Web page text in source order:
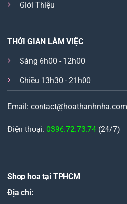
Giới Thiệu
THỜI GIAN LÀM VIỆC
Sáng 6h00 - 12h00
Chiều 13h30 - 21h00
Email: contact@hoathanhnha.com
Điện thoại: 0396.72.73.74 (24/7)
Shop hoa tại TPHCM
Địa chỉ: